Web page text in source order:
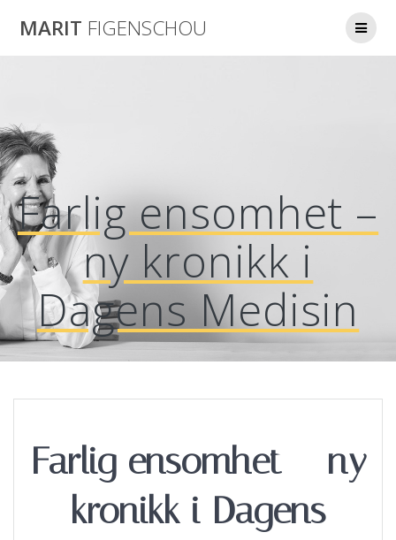
to
MARIT FIGENSCHOU
Farlig ensomhet –
ny kronikk i
Dagens Medisin
Farlig ensomhet – ny
kronikk i Dagens